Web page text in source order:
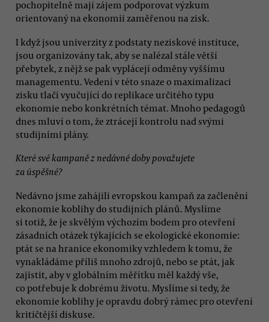
pochopitelně mají zájem podporovat výzkum
orientovaný na ekonomii zaměřenou na zisk.
I když jsou univerzity z podstaty neziskové instituce,
jsou organizovány tak, aby se nalézal stále větší
přebytek, z nějž se pak vyplácejí odměny vyššímu
managementu. Vedení v této snaze o maximalizaci
zisku tlačí vyučující do replikace určitého typu
ekonomie nebo konkrétních témat. Mnoho pedagogů
dnes mluví o tom, že ztrácejí kontrolu nad svými
studijními plány.
Které své kampaně z nedávné doby považujete
za úspěšné?
Nedávno jsme zahájili evropskou kampaň za začlenění
ekonomie koblihy do studijních plánů. Myslíme
si totiž, že je skvělým výchozím bodem pro otevření
zásadních otázek týkajících se ekologické ekonomie:
ptát se na hranice ekonomiky vzhledem k tomu, že
vynakládáme příliš mnoho zdrojů, nebo se ptát, jak
zajistit, aby v globálním měřítku měl každý vše,
co potřebuje k dobrému životu. Myslíme si tedy, že
ekonomie koblihy je opravdu dobrý rámec pro otevření
kritičtější diskuse.